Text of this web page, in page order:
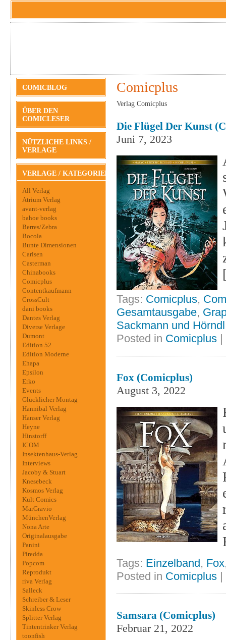
COMICBLOG
ÜBER DEN
COMICLESER
NÜTZLICHE LINKS /
VERLAGE
VERLAGE / KATEGORIEN
All Verlag
Atrium Verlag
avant-verlag
bahoe books
Berres/Zebra
Bocola
Bunte Dimensionen
Carlsen
Casterman
Chinabooks
Comicplus
Contentkaufmann
CrossCult
dani books
Dantes Verlag
Diverse Verlage
Dumont
Edition 52
Edition Moderne
Ehapa
Epsilon
Erko
Events
Glücklicher Montag
Hannibal Verlag
Hanser Verlag
Heyne
Hinstorff
ICOM
Insektenhaus-Verlag
Interviews
Jacoby & Stuart
Knesebeck
Kosmos Verlag
Kult Comics
MarGravio
MünchenVerlag
Nona Arte
Originalausgabe
Panini
Piredda
Popcom
Reprodukt
riva Verlag
Salleck
Schreiber & Leser
Skinless Crow
Splitter Verlag
Tintentrinker Verlag
toonfish
Comicplus
Verlag Comicplus
Die Flügel Der Kunst
Juni 7, 2023
Tags: Comicplus,
Gesamtausgabe,
Sackmann und Hörndl
Posted in Comicplus |
Fox (Comicplus)
August 3, 2022
Tags: Einzelband, Fox
Posted in Comicplus |
Samsara (Comicplus)
Februar 21, 2022